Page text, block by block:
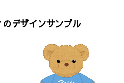
デザインサンプル